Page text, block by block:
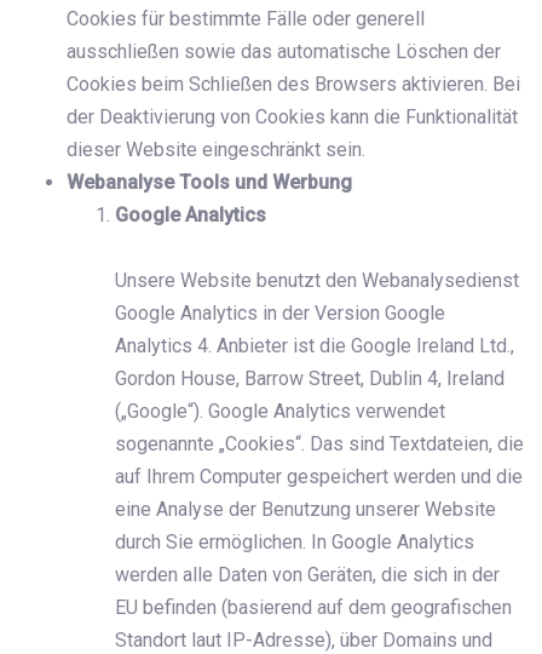
Cookies für bestimmte Fälle oder generell
ausschließen sowie das automatische Löschen der
Cookies beim Schließen des Browsers aktivieren. Bei
der Deaktivierung von Cookies kann die Funktionalität
dieser Website eingeschränkt sein.
Webanalyse Tools und Werbung
Google Analytics
Unsere Website benutzt den Webanalysedienst
Google Analytics in der Version Google
Analytics 4. Anbieter ist die Google Ireland Ltd.,
Gordon House, Barrow Street, Dublin 4, Ireland
(„Google“). Google Analytics verwendet
sogenannte „Cookies“. Das sind Textdateien, die
auf Ihrem Computer gespeichert werden und die
eine Analyse der Benutzung unserer Website
durch Sie ermöglichen. In Google Analytics
werden alle Daten von Geräten, die sich in der
EU befinden (basierend auf dem geografischen
Standort laut IP-Adresse), über Domains und